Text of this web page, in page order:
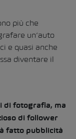
più che
un’auto
e quasi anche
diventare il
di fotografia, ma
di follower
fatto pubblicità